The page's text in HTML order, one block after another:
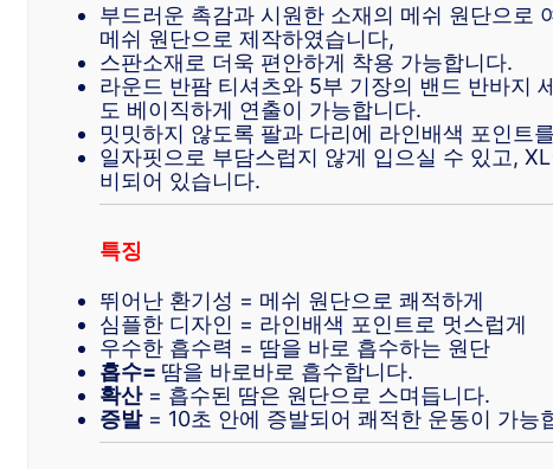
부드러운 촉감과 시원한 소재의 메쉬 원단으로
메쉬 원단으로 제작하였습니다,
스판소재로 더욱 편안하게 착용 가능합니다.
라운드 반팜 티셔츠와 5부 기장의 밴드 반바지
도 베이직하게 연출이 가능합니다.
밋밋하지 않도록 팔과 다리에 라인배색 포인트
일자핏으로 부담스럽지 않게 입으실 수 있고,
비되어 있습니다.
특징
뛰어난 환기성 = 메쉬 원단으로 쾌적하게
심플한 디자인 = 라인배색 포인트로 멋스럽게
우수한 흡수력 = 땀을 바로 흡수하는 원단
흡수= 땀을 바로바로 흡수합니다.
확산= 흡수된 땀은 원단으로 스며듭니다.
증발= 10초 안에 증발되어 쾌적한 운동이 가능